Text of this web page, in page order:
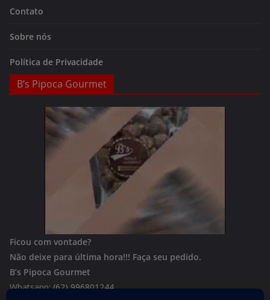
Contato
Sobre nós
Política de Privacidade
B’s Pipoca Gourmet
Ficou com vontade?
Não deixe para última hora!!! Faça seu pedido.
B’s Pipoca Gourmet
Whatsapp:(62) 996801244